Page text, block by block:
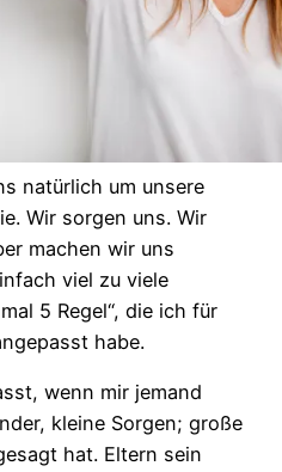
natürlich um unsere
Wir sorgen uns. Wir
machen wir uns
viel zu viele
5 Regel“, die ich für
habe.
wenn mir jemand
kleine Sorgen; große
hat. Eltern sein